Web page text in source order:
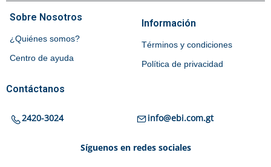
Sobre Nosotros
¿Quiénes somos?
Centro de ayuda
Información
Términos y condiciones
Política de privacidad
Contáctanos
2420-3024 info@ebi.com.gt
Síguenos en redes sociales